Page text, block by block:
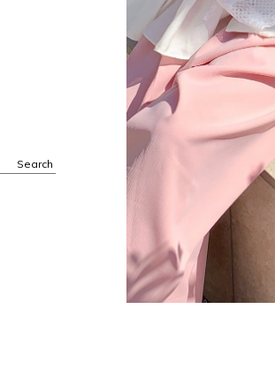
Search